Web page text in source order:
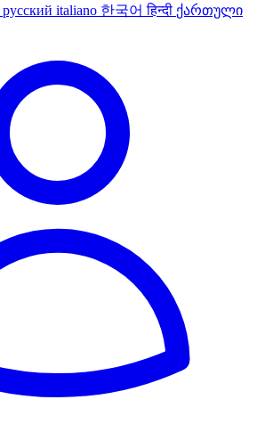
русский italiano 한국어हिन्दी ქართული